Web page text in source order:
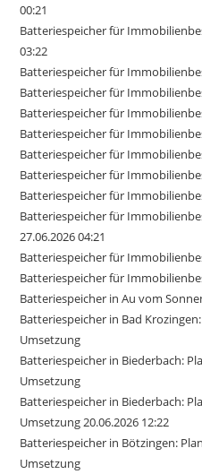
00:21
Batteriespeicher für
03:22
Batteriespeicher für
Batteriespeicher für
Batteriespeicher für
Batteriespeicher für
Batteriespeicher für
Batteriespeicher für
Batteriespeicher für
Batteriespeicher für
27.06.2026 04:21
Batteriespeicher für
Batteriespeicher für
Batteriespeicher in Au vom
Batteriespeicher in Bad
Umsetzung
Batteriespeicher in Biederbach:
Umsetzung
Batteriespeicher in Biederbach:
Umsetzung 20.06.2026 12:22
Batteriespeicher in Bötzingen:
Umsetzung